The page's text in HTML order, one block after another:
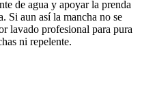
de agua y apoyar la prenda
Si aun así la mancha no se
lavado profesional para pura
ni repelente.